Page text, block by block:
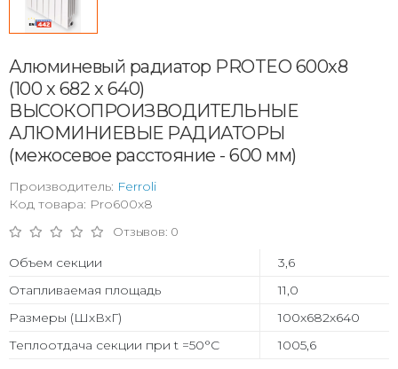
Алюминевый радиатор PROTEO 600x8
(100 x 682 x 640)
ВЫСОКОПРОИЗВОДИТЕЛЬНЫЕ
АЛЮМИНИЕВЫЕ РАДИАТОРЫ
(межосевое расстояние - 600 мм)
Производитель: Ferroli
Код товара: Pro600x8
Отзывов: 0
Объем секции
3,6
Отапливаемая площадь
11,0
Размеры (ШхВхГ)
100х682х640
Теплоотдача секции при t =50°С
1005,6